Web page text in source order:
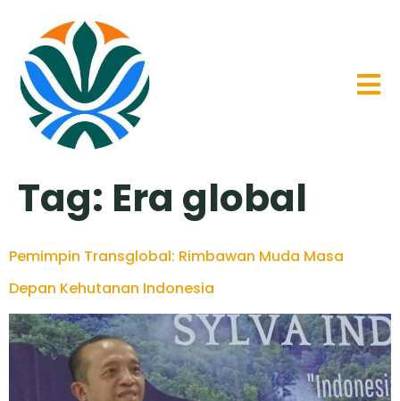
Tag: Era global
Pemimpin Transglobal: Rimbawan Muda Masa
Depan Kehutanan Indonesia